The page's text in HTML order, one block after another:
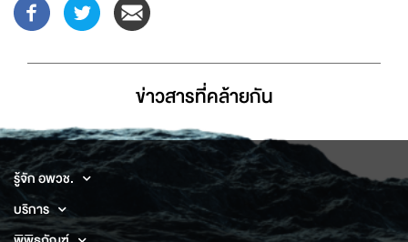
ข่าวสารที่่คล้ายกัน
รู้จัก อพวช.
บริการ